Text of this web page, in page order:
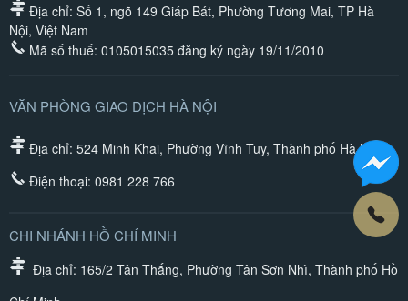
Địa chỉ: Số 1, ngõ 149 Giáp Bát, Phường Tương Mai, TP Hà
Nội, Việt Nam
Mã số thuế: 0105015035 đăng ký ngày 19/11/2010
VĂN PHÒNG GIAO DỊCH HÀ NỘI
Địa chỉ: 524 Minh Khai, Phường Vĩnh Tuy, Thành phố Hà Nội
Điện thoại: 0981 228 766
CHI NHÁNH HỒ CHÍ MINH
Địa chỉ: 165/2 Tân Thắng, Phường Tân Sơn Nhì, Thành phố Hồ